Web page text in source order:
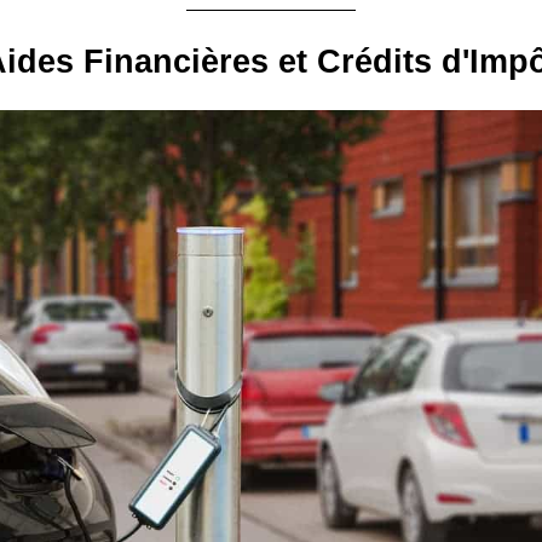
Financières et Crédits